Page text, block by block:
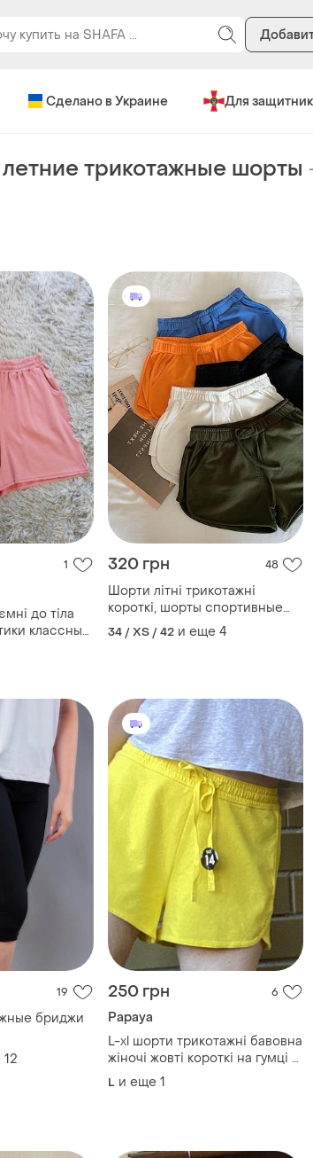
Сделано в Украине Для
трикотажные шорты
1
до тіла
телу
320 грн 48
Шорти літні трикотажні
короткі, шорты спортивные
летние короткие трикотажные
34 / XS / 42 и еще 4
19
бриджи
12
250 грн 6
Papaya
L-xl шорти трикотажні бавовна
жіночі жовті короткі на гумці з
затяжкою літні еластичні
L и еще 1